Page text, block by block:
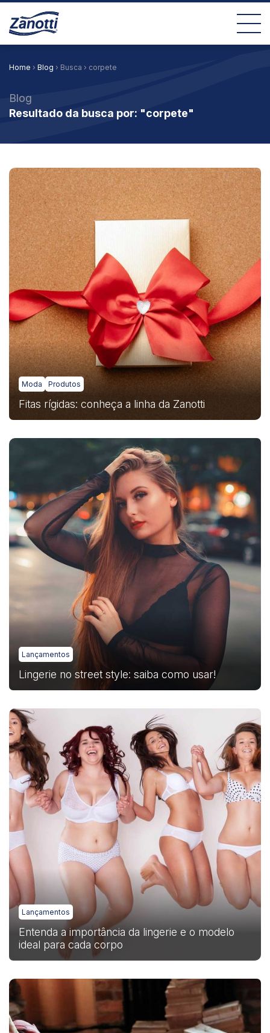
Home › Blog › Busca › corpete
Blog
Resultado da busca por: "corpete"
Moda Produtos
Fitas rígidas: conheça a linha da Zanotti
Lançamentos
Lingerie no street style: saiba como usar!
Lançamentos
Entenda a importância da lingerie e o modelo
ideal para cada corpo